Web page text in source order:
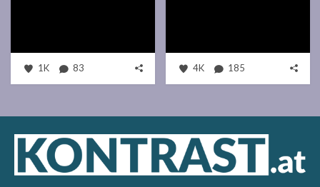
1K 83 4K 185